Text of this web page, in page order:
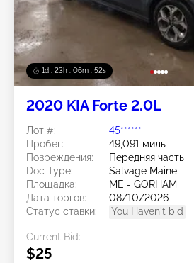
1d : 23h : 06m : 50s
2020 KIA Forte 2.0L
Лот #:
45******
Пробег:
49,091 миль
Повреждения:
Передняя часть
Doc Type:
Salvage Maine
Площадка:
ME - GORHAM
Дата торгов:
08/10/2026
Статус ставки:
You Haven't bid
Current Bid:
$25